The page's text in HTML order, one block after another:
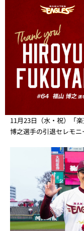
11月23日（水・祝）「
博之選手の引退セレモニ